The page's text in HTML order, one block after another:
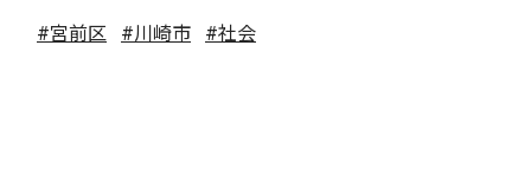
#宮前区 #川崎市 #社会